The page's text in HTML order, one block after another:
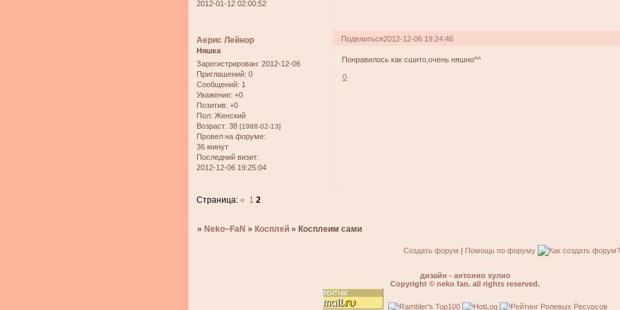
2012-01-12 02:00:52
Поделиться2012-12-06 19:24:46
Аерис Лейнор
Няшка
Зарегистрирован: 2012-12-06
Приглашений: 0
Сообщений: 1
Уважение: +0
Позитив: +0
Пол: Женский
Возраст: 38 [1988-02-13]
Провел на форуме:
36 минут
Последний визит:
2012-12-06 19:25:04
Понравилось как сшито,очень няшно^^
0
Страница:« 1 2
»Neko~FaN »Косплей »Косплеим сами
Создать форум | Помощь по форуму
дизайн - антонио хулио
Copyright © neko fan. all rights reserved.